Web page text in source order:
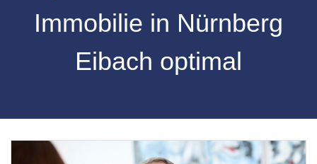
Immobilie in Nürnberg
Eibach optimal